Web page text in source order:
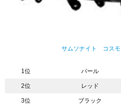
サムソナイト コスモ
1位 パール
2位 レッド
3位 ブラック